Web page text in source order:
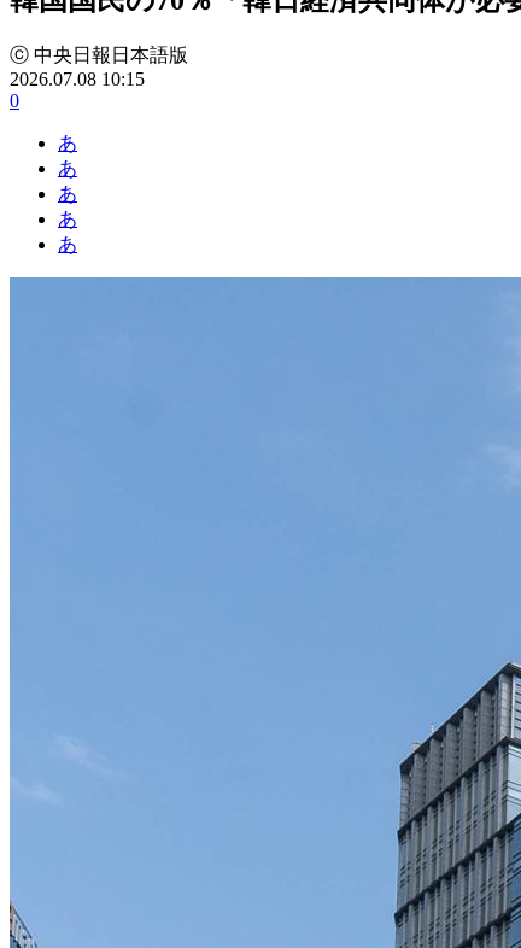
ⓒ 中央日報日本語版
2026.07.08 10:15
0
あ
あ
あ
あ
あ